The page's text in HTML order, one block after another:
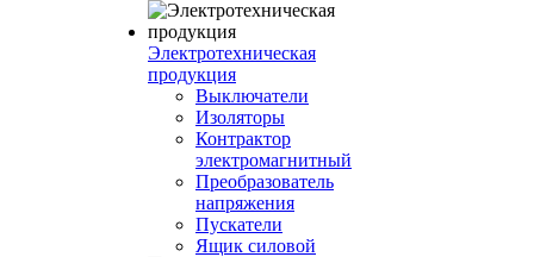
Электротехническая
продукция
Выключатели
Изоляторы
Контрактор
электромагнитный
Преобразователь
напряжения
Пускатели
Ящик силовой